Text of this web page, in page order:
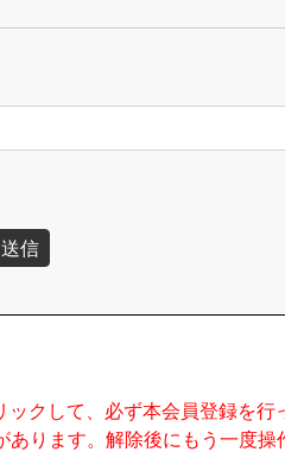
送信
クして、必ず本会員登録を行
ります。解除後にもう一度操